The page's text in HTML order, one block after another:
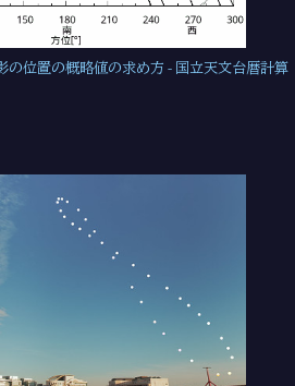
の位置の概略値の求め方 - 国立天文台暦計算